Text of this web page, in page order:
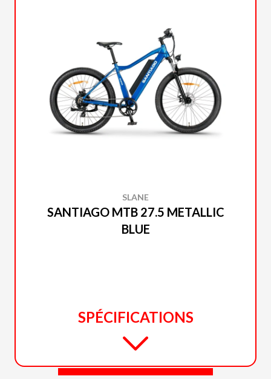
SLANE
SANTIAGO MTB 27.5 METALLIC
BLUE
SPÉCIFICATIONS